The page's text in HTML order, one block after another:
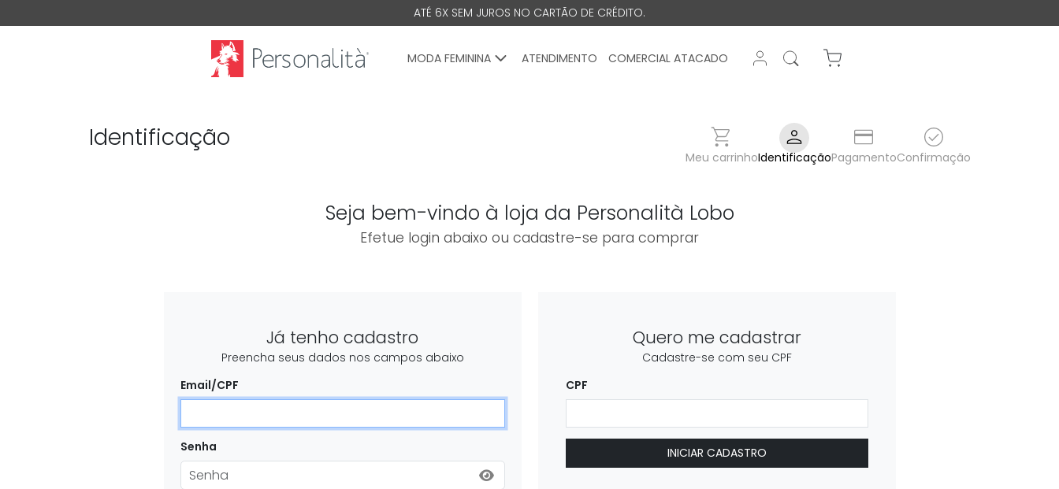
ATÉ 6X SEM JUROS NO CARTÃO DE CRÉDITO.
MODA FEMININA ATENDIMENTO COMERCIAL ATACADO ENTRAR NA SUA CONTA
0 Itens
Identificação
Meu carrinhoIdentificaçãoPagamentoConfirmação
Seja bem-vindo à loja da Personalità Lobo
Efetue login abaixo ou cadastre-se para comprar
Já tenho cadastro
Preencha seus dados nos campos abaixo
Email/CPF
Senha
Quero me cadastrar
Cadastre-se com seu CPF
CPF
INICIAR CADASTRO